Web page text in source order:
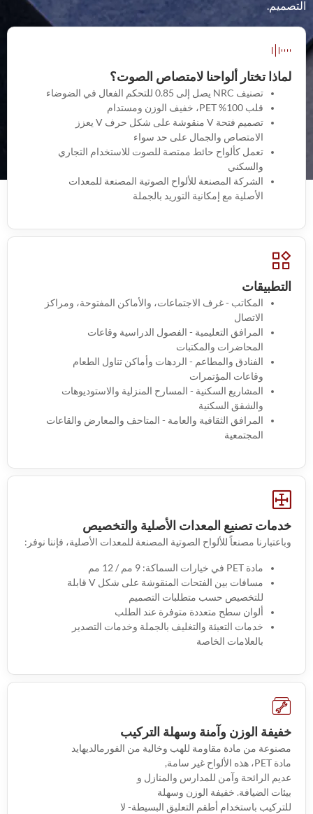
التصميم.
لماذا تختار ألواحنا لامتصاص الصوت؟
تصنيف NRC يصل إلى 0.85 للتحكم الفعال في الضوضاء
قلب 100% PET، خفيف الوزن ومستدام
تصميم فتحة V منقوشة على شكل حرف V يعزز
الامتصاص والجمال على حد سواء
تعمل كألواح حائط ممتصة للصوت للاستخدام التجاري
والسكني
الشركة المصنعة للألواح الصوتية المصنعة للمعدات
الأصلية مع إمكانية التوريد بالجملة
التطبيقات
المكاتب - غرف الاجتماعات، والأماكن المفتوحة، ومراكز
الاتصال
المرافق التعليمية - الفصول الدراسية وقاعات
المحاضرات والمكتبات
الفنادق والمطاعم - الردهات وأماكن تناول الطعام
وقاعات المؤتمرات
المشاريع السكنية - المسارح المنزلية والاستوديوهات
والشقق السكنية
المرافق الثقافية والعامة - المتاحف والمعارض والقاعات
المجتمعية
خدمات تصنيع المعدات الأصلية والتخصيص
وباعتبارنا مصنعاً للألواح الصوتية المصنعة للمعدات الأصلية، فإننا نوفر:
مادة PET في خيارات السماكة: 9 مم / 12 مم
مسافات بين الفتحات المنقوشة على شكل V قابلة
للتخصيص حسب متطلبات التصميم
ألوان سطح متعددة متوفرة عند الطلب
خدمات التعبئة والتغليف بالجملة وخدمات التصدير
بالعلامات الخاصة
خفيفة الوزن وآمنة وسهلة التركيب
مصنوعة من مادة مقاومة للهب وخالية من الفورمالديهايد
مادة PET، هذه الألواح غير سامة,
عديم الرائحة وآمن للمدارس والمنازل و
بيئات الضيافة. خفيفة الوزن وسهلة
للتركيب باستخدام أطقم التعليق البسيطة- لا